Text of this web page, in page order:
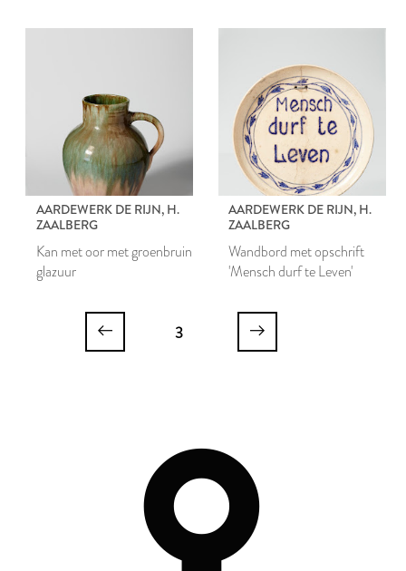
AARDEWERK DE RIJN, H.
ZAALBERG
Kan met oor met groenbruin
glazuur
AARDEWERK DE RIJN, H.
ZAALBERG
Wandbord met opschrift
'Mensch durf te Leven'
3